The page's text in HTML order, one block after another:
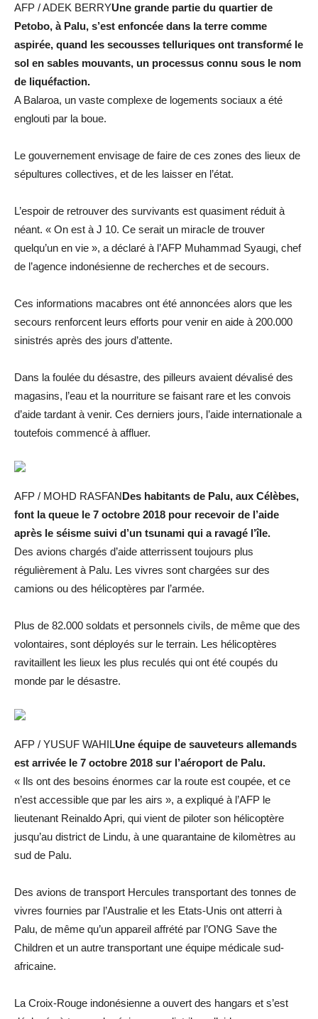
AFP / ADEK BERRYUne grande partie du quartier de
Petobo, à Palu, s’est enfoncée dans la terre comme
aspirée, quand les secousses telluriques ont transformé le
sol en sables mouvants, un processus connu sous le nom
de liquéfaction.
A Balaroa, un vaste complexe de logements sociaux a été
englouti par la boue.
Le gouvernement envisage de faire de ces zones des lieux de
sépultures collectives, et de les laisser en l’état.
L’espoir de retrouver des survivants est quasiment réduit à
néant. « On est à J 10. Ce serait un miracle de trouver
quelqu’un en vie », a déclaré à l’AFP Muhammad Syaugi, chef
de l’agence indonésienne de recherches et de secours.
Ces informations macabres ont été annoncées alors que les
secours renforcent leurs efforts pour venir en aide à 200.000
sinistrés après des jours d’attente.
Dans la foulée du désastre, des pilleurs avaient dévalisé des
magasins, l’eau et la nourriture se faisant rare et les convois
d’aide tardant à venir. Ces derniers jours, l’aide internationale a
toutefois commencé à affluer.
AFP / MOHD RASFANDes habitants de Palu, aux Célèbes,
font la queue le 7 octobre 2018 pour recevoir de l’aide
après le séisme suivi d’un tsunami qui a ravagé l’île.
Des avions chargés d’aide atterrissent toujours plus
régulièrement à Palu. Les vivres sont chargées sur des
camions ou des hélicoptères par l’armée.
Plus de 82.000 soldats et personnels civils, de même que des
volontaires, sont déployés sur le terrain. Les hélicoptères
ravitaillent les lieux les plus reculés qui ont été coupés du
monde par le désastre.
AFP / YUSUF WAHILUne équipe de sauveteurs allemands
est arrivée le 7 octobre 2018 sur l’aéroport de Palu.
« Ils ont des besoins énormes car la route est coupée, et ce
n’est accessible que par les airs », a expliqué à l’AFP le
lieutenant Reinaldo Apri, qui vient de piloter son hélicoptère
jusqu’au district de Lindu, à une quarantaine de kilomètres au
sud de Palu.
Des avions de transport Hercules transportant des tonnes de
vivres fournies par l’Australie et les Etats-Unis ont atterri à
Palu, de même qu’un appareil affrété par l’ONG Save the
Children et un autre transportant une équipe médicale sud-
africaine.
La Croix-Rouge indonésienne a ouvert des hangars et s’est